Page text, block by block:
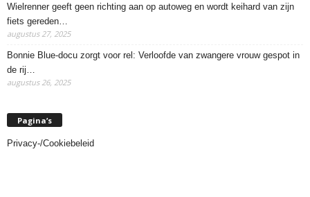
Wielrenner geeft geen richting aan op autoweg en wordt keihard van zijn
fiets gereden…
augustus 27, 2025
Bonnie Blue-docu zorgt voor rel: Verloofde van zwangere vrouw gespot in
de rij…
augustus 26, 2025
Pagina’s
Privacy-/Cookiebeleid